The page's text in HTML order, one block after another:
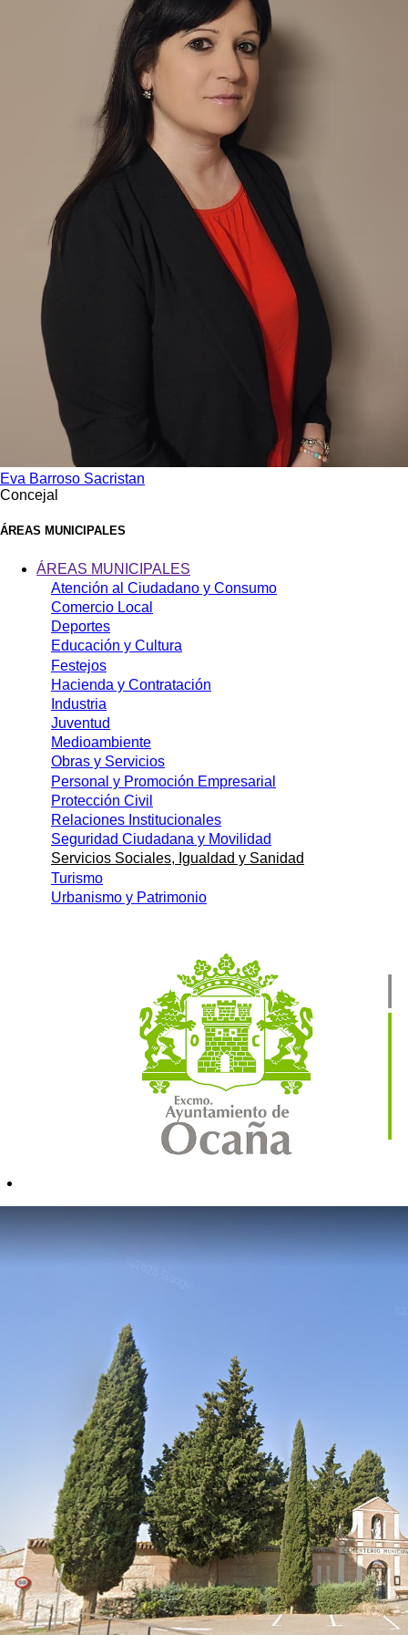
Eva Barroso Sacristan
Concejal
ÁREAS MUNICIPALES
ÁREAS MUNICIPALES
Atención al Ciudadano y Consumo
Comercio Local
Deportes
Educación y Cultura
Festejos
Hacienda y Contratación
Industria
Juventud
Medioambiente
Obras y Servicios
Personal y Promoción Empresarial
Protección Civil
Relaciones Institucionales
Seguridad Ciudadana y Movilidad
Servicios Sociales, Igualdad y Sanidad
Turismo
Urbanismo y Patrimonio